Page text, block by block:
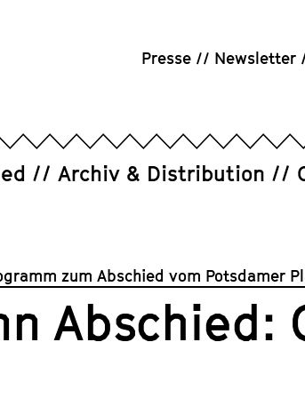
Presse Newsletter
Archiv & Distribution
zum Abschied vom Potsdamer
Abschied: